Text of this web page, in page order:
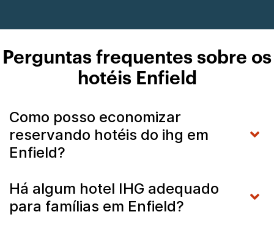
Perguntas frequentes sobre os
hotéis Enfield
Como posso economizar
reservando hotéis do ihg em
Enfield?
Há algum hotel IHG adequado
para famílias em Enfield?